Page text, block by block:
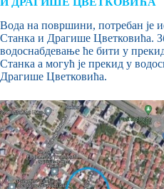
Вода на површини, потребан је
Станка и Драгише Цветковића.
водоснабдевање ће бити у
Станка а могућ је прекид у
Драгише Цветковића.